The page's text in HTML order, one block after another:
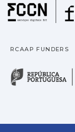
RCAAP FUNDERS